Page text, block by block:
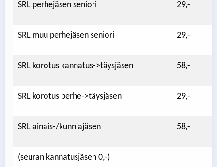
SRL perhejäsen seniori 29,-
SRL muu perhejäsen seniori 29,-
SRL korotus kannatus->täysjäsen 58,-
SRL korotus perhe->täysjäsen 29,-
SRL ainais-/kunniajäsen 58,-
(seuran kannatusjäsen 0,-)